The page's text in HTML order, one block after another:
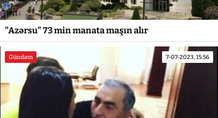
"Azərsu" 73 min manata maşın alır
Gündəm 7-07-2023, 15:56